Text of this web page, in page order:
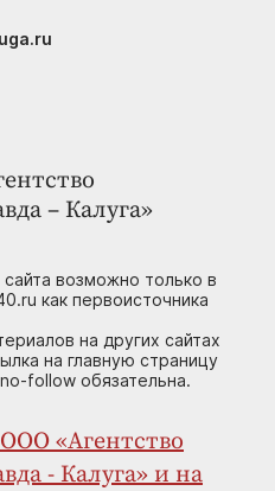
– Калуга»
возможно только в
как первоисточника
на других сайтах
на главную страницу
follow обязательна.
«Агентство
- Калуга» и на